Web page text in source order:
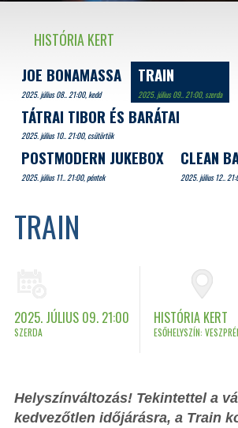
TRAIN
2025. JÚLIUS 09. 21:00
SZERDA
HISTÓRIA KERT
ESŐHELYSZÍN:
Helyszínváltozás! Tekintettel a
kedvezőtlen időjárásra, a Train
HISTÓRIA KERT
JOE BONAMASSA
2025. július 08.. 21:00, kedd
TRAIN
2025. július 09.. 21:00, szerda
TÁTRAI TIBOR ÉS BARÁTAI
2025. július 10.. 21:00, csütörtök
POSTMODERN JUKEBOX
2025. július 11.. 21:00, péntek
CLEAN
2025. július 12..